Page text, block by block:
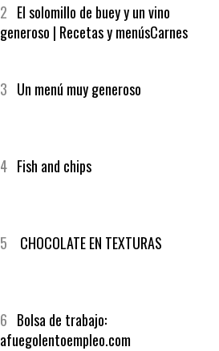
2 El solomillo de buey y un vino
generoso | Recetas y menúsCarnes
3 Un menú muy generoso
4 Fish and chips
5 CHOCOLATE EN TEXTURAS
6 Bolsa de trabajo:
afuegolentoempleo.com